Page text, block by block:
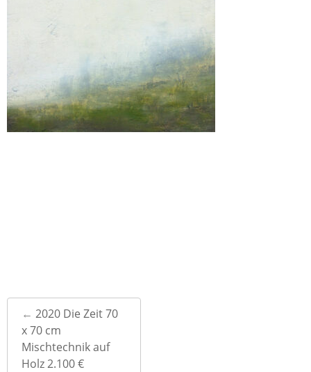
Post
navigation
← 2020 Die Zeit 70
x 70 cm
Mischtechnik auf
Holz 2.100 €